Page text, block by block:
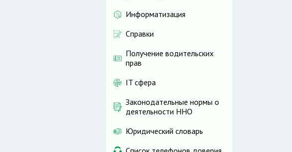
Информатизация
Справки
Получение водительских
прав
IT сфера
Законодательные нормы о
деятельности ННО
Юридический словарь